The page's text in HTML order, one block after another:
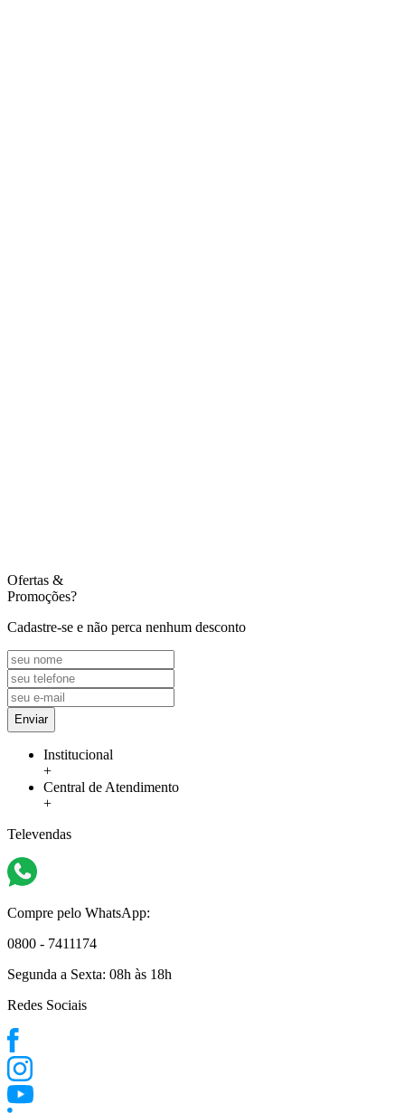
Ofertas &
Promoções?
Cadastre-se e não perca nenhum desconto
Enviar
Institucional
+
Central de Atendimento
+
Televendas
Compre pelo WhatsApp:
0800 - 7411174
Segunda a Sexta: 08h às 18h
Redes Sociais